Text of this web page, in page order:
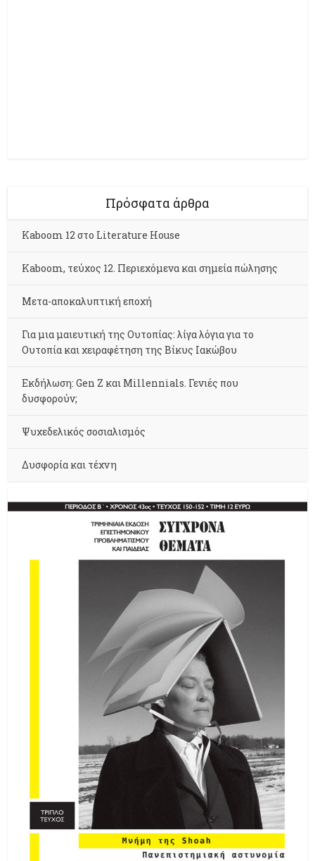
Πρόσφατα άρθρα
Kaboom 12 στο Literature House
Kaboom, τεύχος 12. Περιεχόμενα και σημεία πώλησης
Μετα-αποκαλυπτική εποχή
Για μια μαιευτική της Ουτοπίας: λίγα λόγια για το
Ουτοπία και χειραφέτηση της Βίκυς Ιακώβου
Εκδήλωση: Gen Z και Millennials. Γενιές που
δυσφορούν;
Ψυχεδελικός σοσιαλισμός
Δυσφορία και τέχνη